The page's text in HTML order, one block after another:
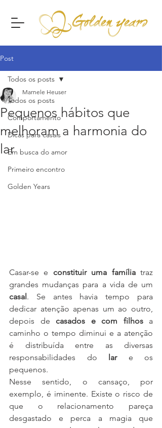
Post
Todos os posts
Comportamento
Dicas para casais
Em busca do amor
Primeiro encontro
Golden Years
Todos os posts
Pequenos hábitos que
melhoram a harmonia do
lar
Marnele Heuser
Casar-se e constituir uma família traz
casal . Se antes havia tempo para
dedicar atenção apenas um ao outro,
depois de casados e com filhos a
caminho o tempo diminui e a atenção
é distribuída entre as diversas
responsabilidades do lar e os
pequenos.
Nesse sentido, o cansaço, por
exemplo, é iminente. Existe o risco de
que o relacionamento pareça
desgastado e perca a magia que